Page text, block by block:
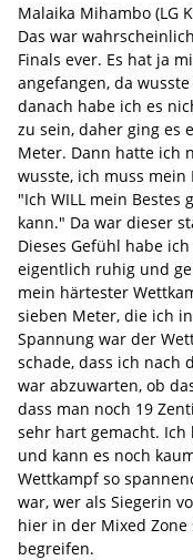
Malaika Mihambo (LG
Das war
Finals ever. Es hat ja
angefangen, da
danach habe ich es
zu sein, daher ging es
Meter. Dann hatte ich
wusste, ich muss mein
"Ich WILL mein Bestes
kann." Da war dieser
Dieses Gefühl habe
eigentlich ruhig und
mein härtester
sieben Meter, die ich
Spannung war der
schade, dass ich nach
war abzuwarten, ob
dass man noch 19
sehr hart gemacht.
und kann es noch
Wettkampf so
war, wer als Siegerin
hier in der Mixed
begreifen.